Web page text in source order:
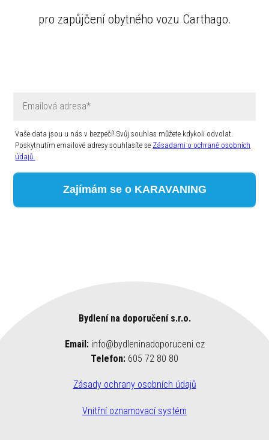
pro zapůjčení obytného vozu Carthago.
Vaše data jsou u nás v bezpečí! Svůj souhlas můžete kdykoli odvolat.
Poskytnutím emailové adresy souhlasíte se Zásadami o ochraně osobních
údajů.
Zajímám se o KARAVANING
Bydlení na doporučení s.r.o.
Email:info@bydleninadoporuceni.cz
Telefon: 605 72 80 80
Zásady ochrany osobních údajů
Vnitřní oznamovací systém